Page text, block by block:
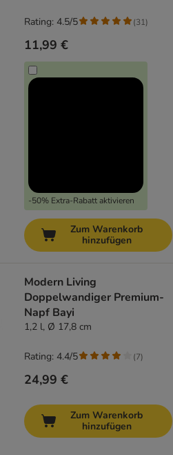
11,99 €
-50% Extra-Rabatt aktivieren
Rating: 4.5/5 (31)
Zum Warenkorb
hinzufügen
Modern Living
Doppelwandiger Premium-
Napf Bayi
1,2 l, Ø 17,8 cm
24,99 €
Rating: 4.4/5 (7)
Zum Warenkorb
hinzufügen